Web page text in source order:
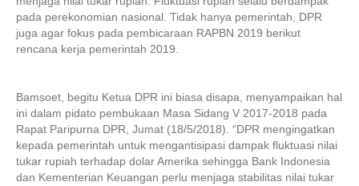
pada perekonomian nasional. Tidak hanya pemerintah, DPR
juga agar fokus pada pembicaraan RAPBN 2019 berikut
rencana kerja pemerintah 2019.
Bamsoet, begitu Ketua DPR ini biasa disapa, menyampaikan hal
ini dalam pidato pembukaan Masa Sidang V 2017-2018 pada
Rapat Paripurna DPR, Jumat (18/5/2018). “DPR mengingatkan
kepada pemerintah untuk mengantisipasi dampak fluktuasi nilai
tukar rupiah terhadap dolar Amerika sehingga Bank Indonesia
dan Kementerian Keuangan perlu menjaga stabilitas nilai tukar